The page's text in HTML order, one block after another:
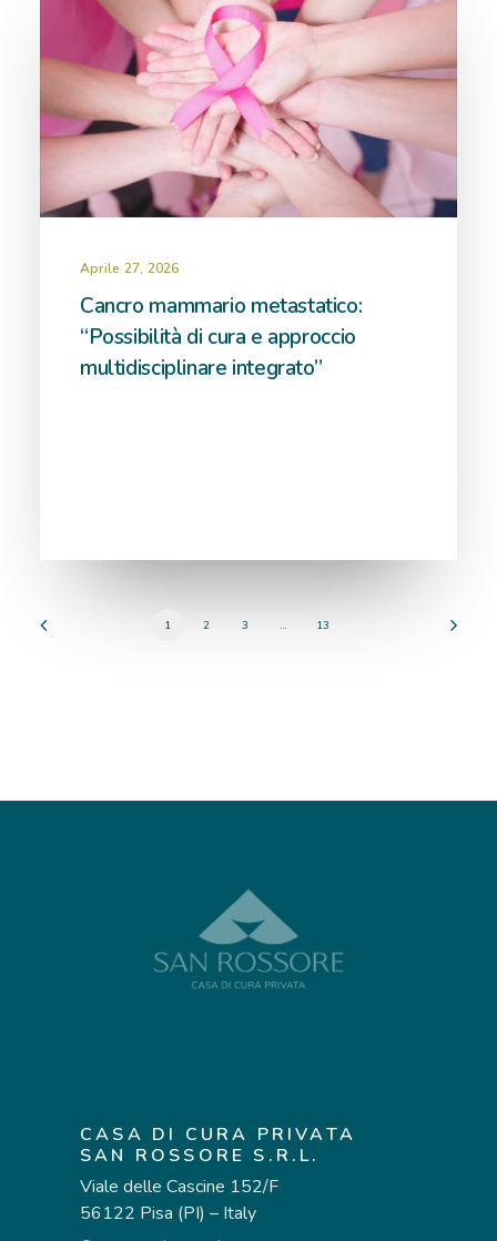
Aprile 27, 2026
Cancro mammario metastatico:
“Possibilità di cura e approccio
multidisciplinare integrato”
1 2 3 … 13
CASA DI CURA PRIVATA
SAN ROSSORE S.R.L.
Viale delle Cascine 152/F
56122 Pisa (PI) – Italy